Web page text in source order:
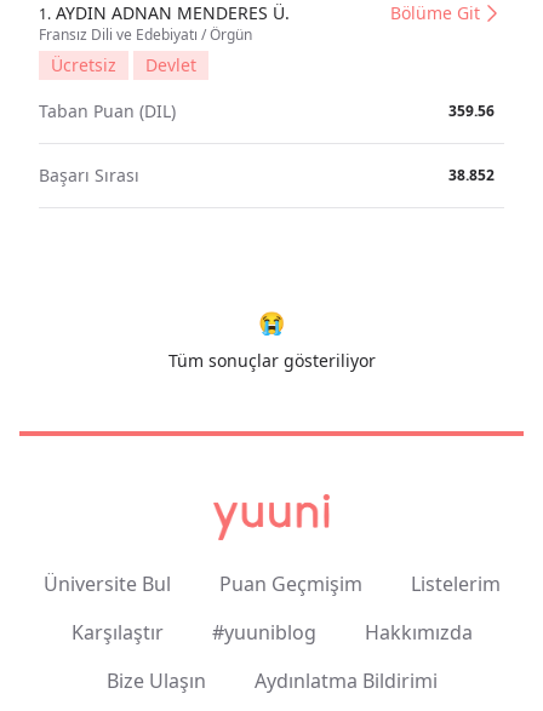
1. AYDIN ADNAN MENDERES Ü.
Fransız Dili ve Edebiyatı / Örgün
Bölüme Git
Ücretsiz
Devlet
Taban Puan (DIL)
359.56
Başarı Sırası 38.852
😭
Tüm sonuçlar gösteriliyor
Üniversite Bul Puan Geçmişim
Listelerim
Karşılaştır
#yuuniblog
Hakkımızda
Bize Ulaşın
Aydınlatma Bildirimi